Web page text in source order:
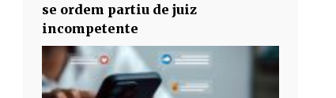
se ordem partiu de juiz
incompetente